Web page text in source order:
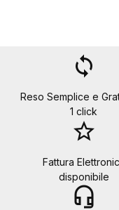
loop
Reso Semplice e
1 click
star_border
Fattura
disponibile
headset_mic